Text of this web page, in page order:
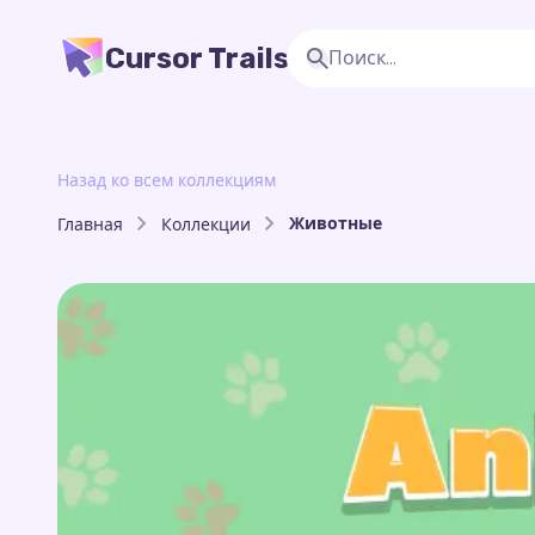
Cursor Trails
Назад ко всем коллекциям
Главная Коллекции Животные